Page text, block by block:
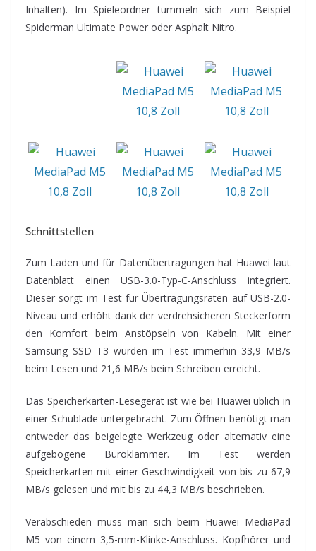
Inhalten). Im Spieleordner tummeln sich zum Beispiel
Spiderman Ultimate Power oder Asphalt Nitro.
Schnittstellen
Zum Laden und für Datenübertragungen hat Huawei laut
Datenblatt einen USB-3.0-Typ-C-Anschluss integriert.
Dieser sorgt im Test für Übertragungsraten auf USB-2.0-
Niveau und erhöht dank der verdrehsicheren Steckerform
den Komfort beim Anstöpseln von Kabeln. Mit einer
Samsung SSD T3 wurden im Test immerhin 33,9 MB/s
beim Lesen und 21,6 MB/s beim Schreiben erreicht.
Das Speicherkarten-Lesegerät ist wie bei Huawei üblich in
einer Schublade untergebracht. Zum Öffnen benötigt man
entweder das beigelegte Werkzeug oder alternativ eine
aufgebogene Büroklammer. Im Test werden
Speicherkarten mit einer Geschwindigkeit von bis zu 67,9
MB/s gelesen und mit bis zu 44,3 MB/s beschrieben.
Verabschieden muss man sich beim Huawei MediaPad
M5 von einem 3,5-mm-Klinke-Anschluss. Kopfhörer und